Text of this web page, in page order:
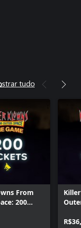
tudo
From
200